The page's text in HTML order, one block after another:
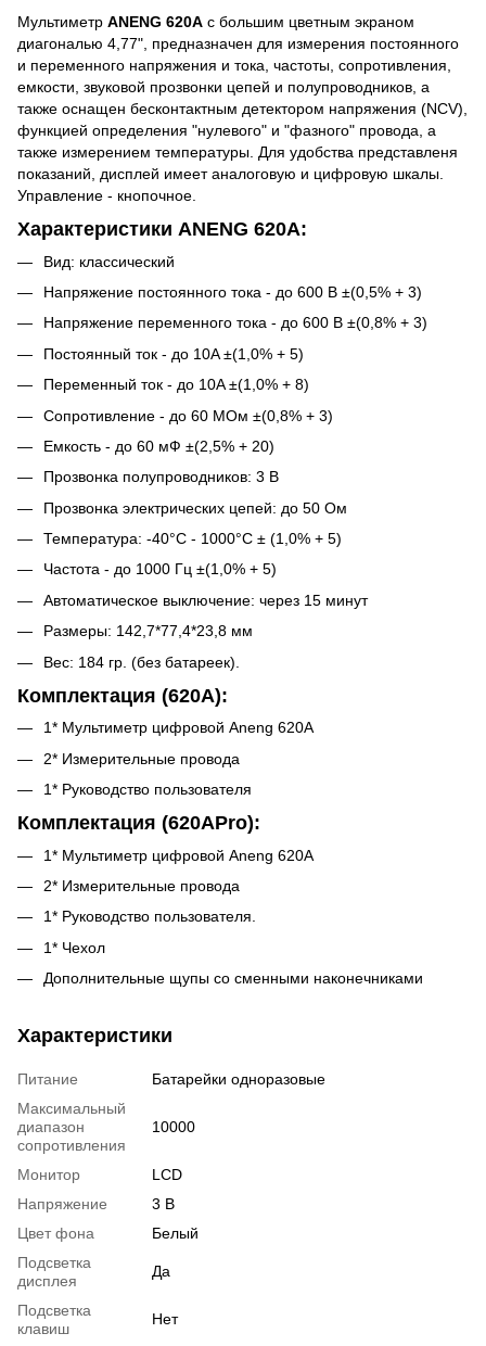
Мультиметр ANENG 620А с большим цветным экраном
диагональю 4,77", предназначен для измерения постоянного
и переменного напряжения и тока, частоты, сопротивления,
емкости, звуковой прозвонки цепей и полупроводников, а
также оснащен бесконтактным детектором напряжения (NCV),
функцией определения "нулевого" и "фазного" провода, а
также измерением температуры. Для удобства представленя
показаний, дисплей имеет аналоговую и цифровую шкалы.
Управление - кнопочное.
Характеристики ANENG 620A:
Вид: классический
Напряжение постоянного тока - до 600 В ±(0,5% + 3)
Напряжение переменного тока - до 600 В ±(0,8% + 3)
Постоянный ток - до 10A ±(1,0% + 5)
Переменный ток - до 10A ±(1,0% + 8)
Сопротивление - до 60 MОм ±(0,8% + 3)
Емкость - до 60 мФ ±(2,5% + 20)
Прозвонка полупроводников: 3 В
Прозвонка электрических цепей: до 50 Oм
Температура: -40°C - 1000°C ± (1,0% + 5)
Частота - до 1000 Гц ±(1,0% + 5)
Автоматическое выключение: через 15 минут
Размеры: 142,7*77,4*23,8 мм
Вес: 184 гр. (без батареек).
Комплектация (620А):
1* Мультиметр цифровой Aneng 620A
2* Измерительные провода
1* Руководство пользователя
Комплектация (620APro):
1* Мультиметр цифровой Aneng 620A
2* Измерительные провода
1* Руководство пользователя.
1* Чехол
Дополнительные щупы со сменными наконечниками
Характеристики
Питание
Батарейки одноразовые
Максимальный
диапазон
сопротивления
10000
Монитор
LCD
Напряжение
3 В
Цвет фона
Белый
Подсветка
дисплея
Да
Подсветка
клавиш
Нет